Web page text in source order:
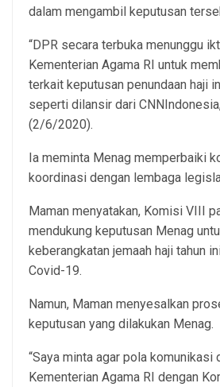
dalam mengambil keputusan
“DPR secara terbuka menunggu
Kementerian Agama RI untuk
terkait keputusan penundaan haji
seperti dilansir dari
(2/6/2020).
Ia meminta Menag memperbaiki
koordinasi dengan lembaga
Maman menyatakan, Komisi VIII
mendukung keputusan Menag
keberangkatan jemaah haji tahun
Covid-19.
Namun, Maman menyesalkan
keputusan yang dilakukan Menag.
“Saya minta agar pola komunikasi
Kementerian Agama RI dengan